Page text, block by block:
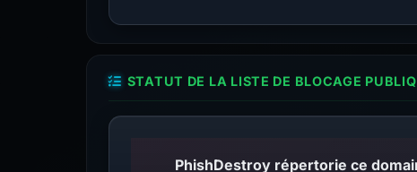
STATUT DE LA LISTE DE BLOCAGE